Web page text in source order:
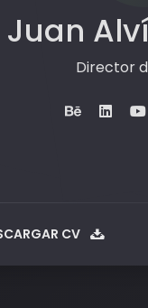
Juan
Director
CV